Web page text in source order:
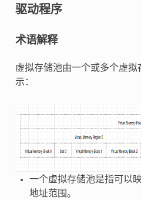
驱动程序
术语解释
虚拟存储池由一个或多个虚
示：
一个虚拟存储池是指可以
地址范围。